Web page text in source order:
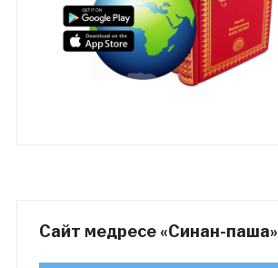
Сайт медресе «Синан-паша»